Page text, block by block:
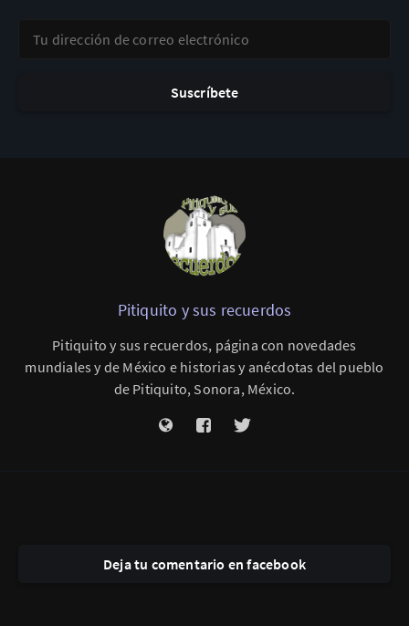
Suscríbete
Pitiquito y sus recuerdos
Pitiquito y sus recuerdos, página con novedades
mundiales y de México e historias y anécdotas del pueblo
de Pitiquito, Sonora, México.
Deja tu comentario en facebook